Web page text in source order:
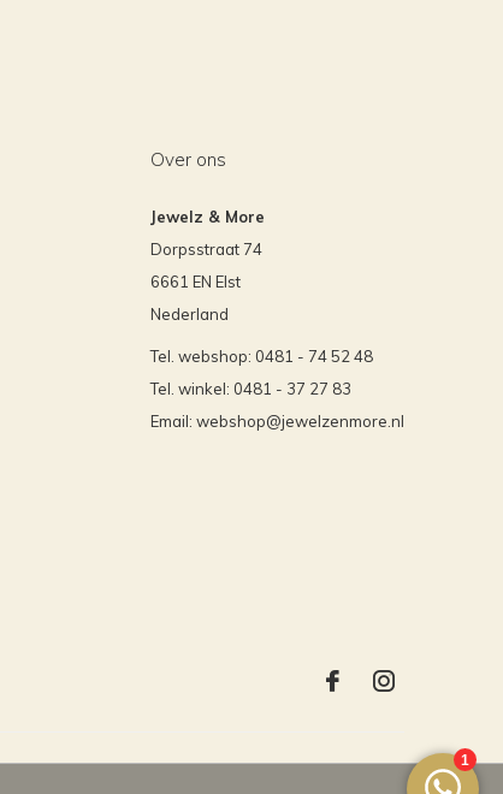
Over ons
Jewelz & More
Dorpsstraat 74
6661 EN Elst
Nederland
Tel. webshop: 0481 - 74 52 48
Tel. winkel: 0481 - 37 27 83
Email: webshop@jewelzenmore.nl